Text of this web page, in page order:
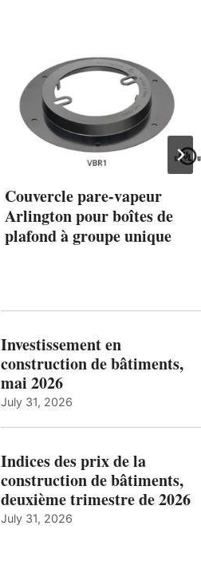
Couvercle pare-vapeur
Arlington pour boîtes de
plafond à groupe unique
Investissement en
construction de bâtiments,
mai 2026
July 31, 2026
Indices des prix de la
construction de bâtiments,
deuxième trimestre de 2026
July 31, 2026